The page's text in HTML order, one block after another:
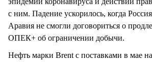
с ним. Падение ускорилось, когда
Аравия не смогли договориться о
ОПЕК+ об ограничении добычи.
Нефть марки Brent с поставками в мае